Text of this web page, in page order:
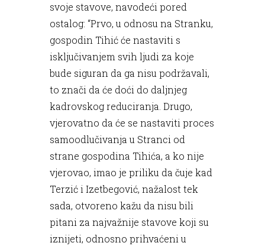
svoje stavove, navodeći pored
ostalog: “Prvo, u odnosu na Stranku,
gospodin Tihić će nastaviti s
isključivanjem svih ljudi za koje
bude siguran da ga nisu podržavali,
to znači da će doći do daljnjeg
kadrovskog reduciranja. Drugo,
vjerovatno da će se nastaviti proces
samoodlučivanja u Stranci od
strane gospodina Tihića, a ko nije
vjerovao, imao je priliku da čuje kad
Terzić i Izetbegović, nažalost tek
sada, otvoreno kažu da nisu bili
pitani za najvažnije stavove koji su
iznijeti, odnosno prihvaćeni u